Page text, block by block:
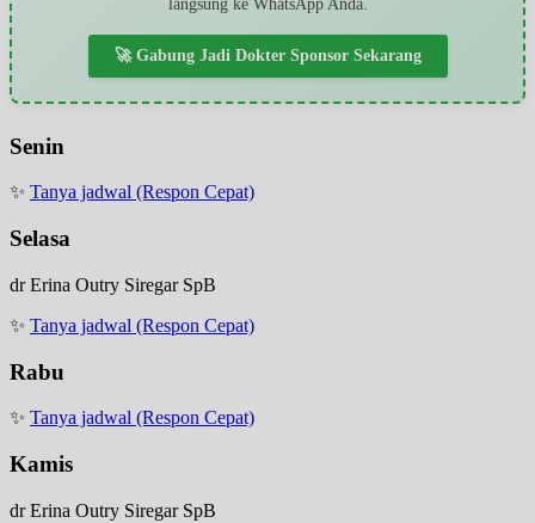
langsung ke WhatsApp Anda.
🚀 Gabung Jadi Dokter Sponsor Sekarang
Senin
✨ Tanya jadwal (Respon Cepat)
Selasa
dr Erina Outry Siregar SpB
✨ Tanya jadwal (Respon Cepat)
Rabu
✨ Tanya jadwal (Respon Cepat)
Kamis
dr Erina Outry Siregar SpB